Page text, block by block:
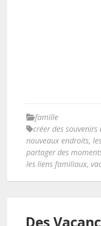
famille
créer des
nouveaux endroits,
partager des
les liens familiaux,
Des